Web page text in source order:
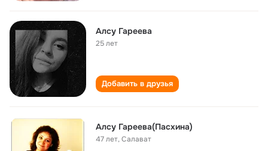
Алсу Гареева
25 лет
Добавить в друзья
Алсу Гареева(Пасхина)
47 лет,Салават